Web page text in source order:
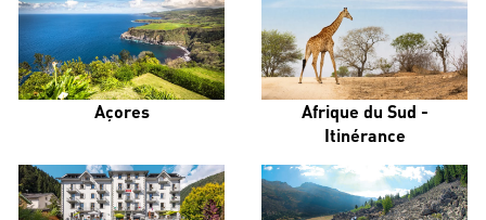
Açores
Afrique du Sud -
Itinérance